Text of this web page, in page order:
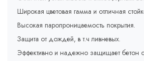
Широкая цветовая гамма и отличная
Высокая паропроницаемость покрытия.
Защита от дождей, в т.ч ливневых.
Эффективно и надежно защищает бетон